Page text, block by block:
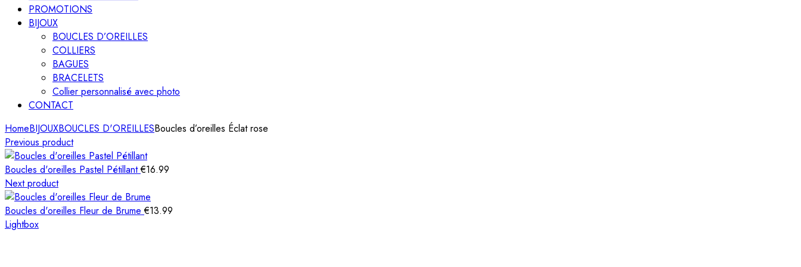
PROMOTIONS
BIJOUX
BOUCLES D’OREILLES
COLLIERS
BAGUES
BRACELETS
Collier personnalisé avec photo
CONTACT
HomeBIJOUXBOUCLES D'OREILLESBoucles d’oreilles Éclat rose
Previous product
Boucles d'oreilles Pastel Pétillant€16.99
Next product
Boucles d'oreilles Fleur de Brume€13.99
Lightbox